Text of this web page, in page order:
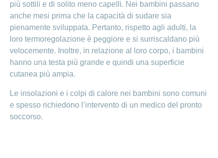
Pianto
inconsolabile: se
il bebè piange
ininterrottamente,
fatevi aiutare
più sottili e di solito meno capelli. Nei bambini passano
anche mesi prima che la capacità di sudare sia
pienamente sviluppata. Pertanto, rispetto agli adulti, la
loro termoregolazione è peggiore e si surriscaldano più
velocemente. Inoltre, in relazione al loro corpo, i bambini
hanno una testa più grande e quindi una superficie
cutanea più ampia.
Le insolazioni e i colpi di calore nei bambini sono comuni
e spesso richiedono l’intervento di un medico del pronto
soccorso.